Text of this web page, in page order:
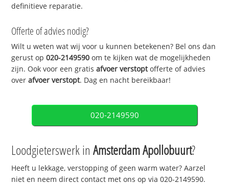
definitieve reparatie.
Offerte of advies nodig?
Wilt u weten wat wij voor u kunnen betekenen? Bel ons dan
gerust op020-2149590 om te kijken wat de mogelijkheden
zijn. Ook voor een gratisafvoer verstoptofferte of advies
overafvoer verstopt. Dag en nacht bereikbaar!
020-2149590
Loodgieterswerk inAmsterdam Apollobuurt?
Heeft u lekkage, verstopping of geen warm water? Aarzel
niet en neem direct contact met ons op via 020-2149590.